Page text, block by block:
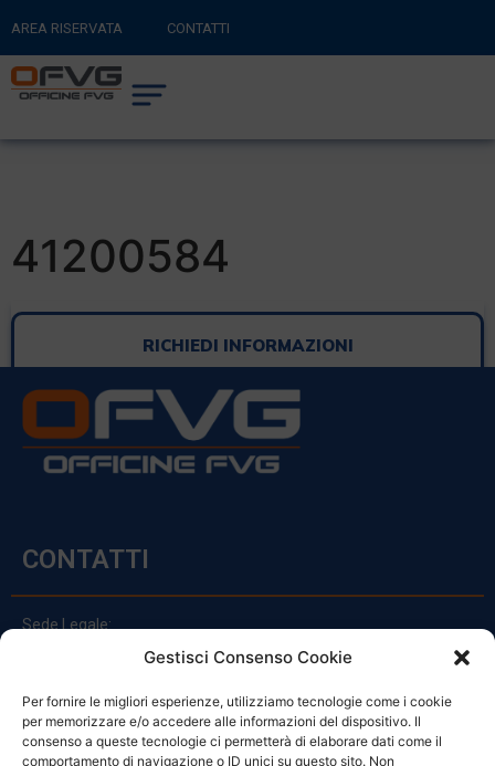
Gestisci Consenso Cookie
Per fornire le migliori esperienze, utilizziamo tecnologie come i cookie
per memorizzare e/o accedere alle informazioni del dispositivo. Il
consenso a queste tecnologie ci permetterà di elaborare dati come il
comportamento di navigazione o ID unici su questo sito. Non
AREA RISERVATA CONTATTI
RITORNA AL SITO PRINCIPALE
CARRELLO
41200584
RICHIEDI INFORMAZIONI
CONTATTI
Sede Legale:
Via Principe Di Udine 144
clienti@officinefvg.it
info@officinefvg.it
posta@officinefvgpec.It